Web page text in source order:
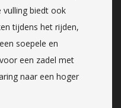
vulling biedt ook
tijdens het rijden,
soepele en
een zadel met
naar een hoger